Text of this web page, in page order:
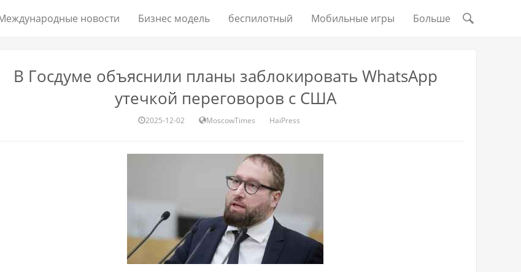
новости Бизнес модель беспилотный Мобильные игры Больше
В Госдуме объяснили планы заблокировать WhatsApp
утечкой переговоров с США
2025-12-02 MoscowTimes HaiPress